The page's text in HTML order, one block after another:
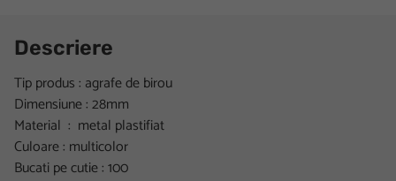
Descriere
Tip produs : agrafe de birou
Dimensiune : 28mm
Material : metal plastifiat
Culoare : multicolor
Bucati pe cutie : 100